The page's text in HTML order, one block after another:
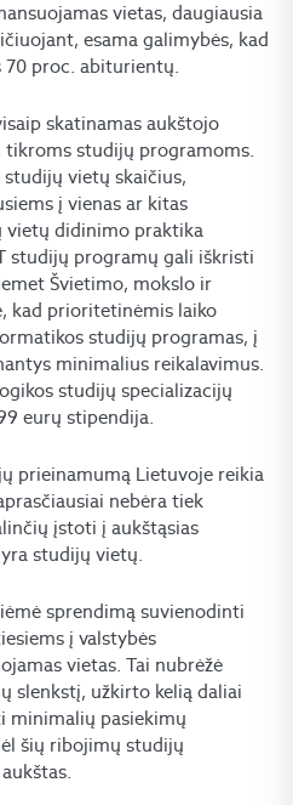
vietas, daugiausia
esama galimybės, kad
70 proc. abiturientų.
skatinamas aukštojo
studijų programoms.
studijų vietų skaičius,
į vienas ar kitas
vietų didinimo praktika
studijų programų gali iškristi
Švietimo, mokslo ir
kad prioritetinėmis laiko
studijų programas, į
minimalius reikalavimus.
studijų specializacijų
eurų stipendija.
prieinamumą Lietuvoje reikia
nebėra tiek
įstoti į aukštąsias
studijų vietų.
sprendimą suvienodinti
į valstybės
vietas. Tai nubrėžė
slenkstį, užkirto kelią daliai
minimalių pasiekimų
šių ribojimų studijų